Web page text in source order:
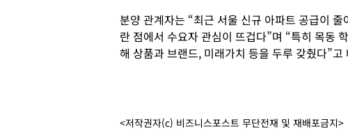
분양 관계자는 “최근 서울 신규 아파트 공급이
란 점에서 수요자 관심이 뜨겁다”며 “특히 목동
해 상품과 브랜드, 미래가치 등을 두루 갖췄다”
<저작권자(c) 비즈니스포스트 무단전재 및 재배포금지>